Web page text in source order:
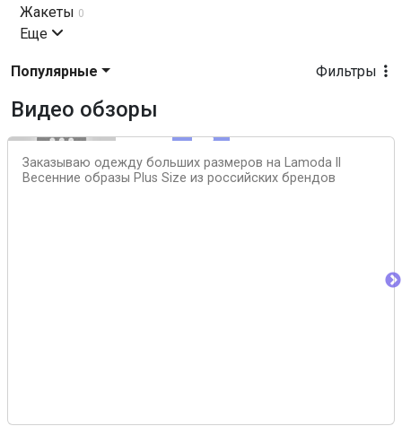
Жакеты 0
Еще
Фильтры
Популярные
Видео обзоры
Заказываю одежду больших размеров на Lamoda ll
Весенние образы Plus Size из российских брендов